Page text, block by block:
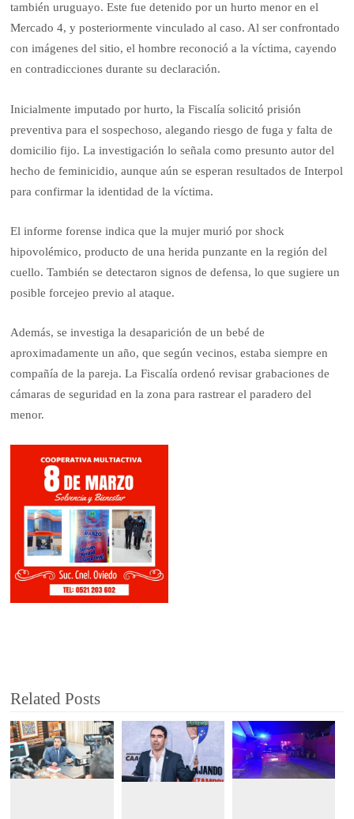
también uruguayo. Este fue detenido por un hurto menor en el
Mercado 4, y posteriormente vinculado al caso. Al ser confrontado
con imágenes del sitio, el hombre reconoció a la víctima, cayendo
en contradicciones durante su declaración.
Inicialmente imputado por hurto, la Fiscalía solicitó prisión
preventiva para el sospechoso, alegando riesgo de fuga y falta de
domicilio fijo. La investigación lo señala como presunto autor del
hecho de feminicidio, aunque aún se esperan resultados de Interpol
para confirmar la identidad de la víctima.
El informe forense indica que la mujer murió por shock
hipovolémico, producto de una herida punzante en la región del
cuello. También se detectaron signos de defensa, lo que sugiere un
posible forcejeo previo al ataque.
Además, se investiga la desaparición de un bebé de
aproximadamente un año, que según vecinos, estaba siempre en
compañía de la pareja. La Fiscalía ordenó revisar grabaciones de
cámaras de seguridad en la zona para rastrear el paradero del
menor.
Related Posts